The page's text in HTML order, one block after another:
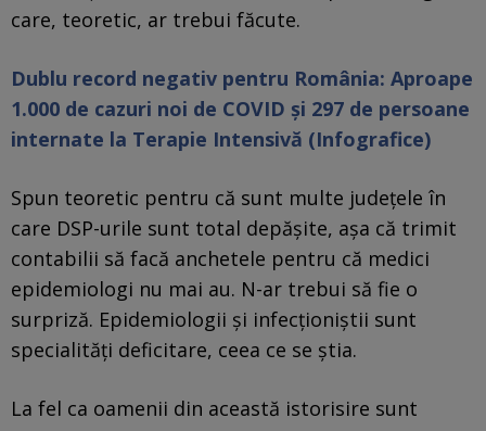
care, teoretic, ar trebui făcute.
Dublu record negativ pentru România: Aproape
1.000 de cazuri noi de COVID și 297 de persoane
internate la Terapie Intensivă (Infografice)
Spun teoretic pentru că sunt multe județele în
care DSP-urile sunt total depășite, așa că trimit
contabilii să facă anchetele pentru că medici
epidemiologi nu mai au. N-ar trebui să fie o
surpriză. Epidemiologii și infecționiștii sunt
specialități deficitare, ceea ce se știa.
La fel ca oamenii din această istorisire sunt